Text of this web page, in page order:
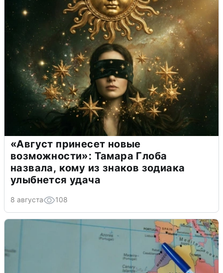
«Август принесет новые
возможности»: Тамара Глоба
назвала, кому из знаков зодиака
улыбнется удача
8 августа 108